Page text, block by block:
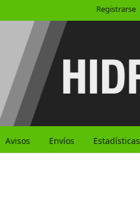
Avisos Envíos Estadísticas
Registrarse